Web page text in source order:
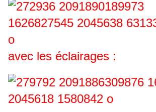
avec les éclairages :